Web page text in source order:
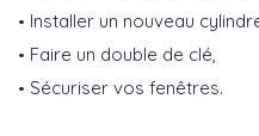
Installer un nouveau
Faire un double de clé,
Sécuriser vos fenêtres.